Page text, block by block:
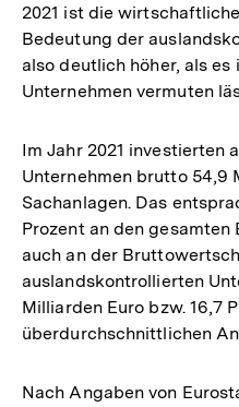
2021 ist die
Bedeutung der
also deutlich höher, als es
Unternehmen vermuten
Im Jahr 2021 investierten
Unternehmen brutto 54,9
Sachanlagen. Das
Prozent an den
auch an der
auslandskontrollierten
Milliarden Euro bzw. 16,7
überdurchschnittlichen
Nach Angaben von